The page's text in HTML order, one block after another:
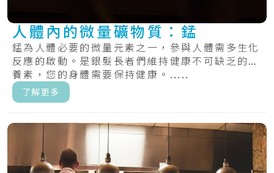
人體內的微量礦物質：錳
錳為人體必要的微量元素之一，參與人體需多生化
反應的啟動。是銀髮長者們維持健康不可缺乏的營
養素，您的身體需要保持健康。.....
了解更多